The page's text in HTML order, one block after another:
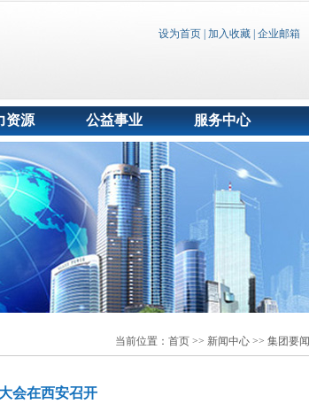
设为首页 加入收藏 企业邮箱
资源 公益事业 服务中心
当前位置： 首页>> 新闻中心 >> 集团要闻
会在西安召开